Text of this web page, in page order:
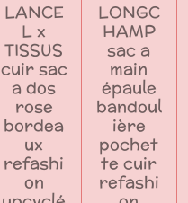
LANCE
L x
TISSUS
cuir sac
a dos
rose
bordea
ux
refashi
on
LONGC
HAMP
sac a
main
épaule
bandoul
ière
pochet
te cuir
refashi